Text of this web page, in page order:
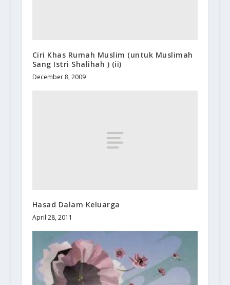
Ciri Khas Rumah Muslim (untuk Muslimah
Sang Istri Shalihah ) (ii)
December 8, 2009
Hasad Dalam Keluarga
April 28, 2011